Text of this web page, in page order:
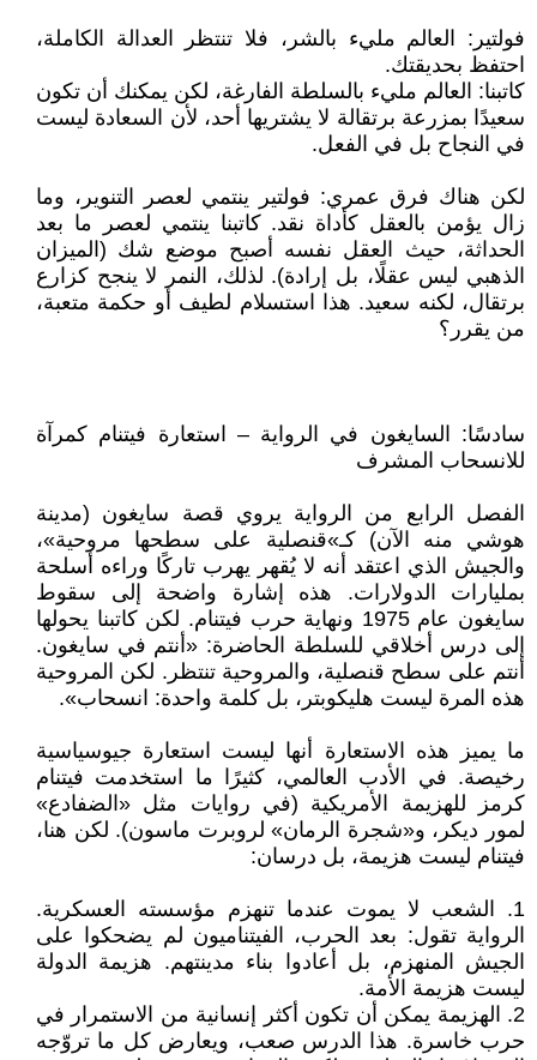
فولتير: العالم مليء بالشر، فلا تنتظر العدالة الكاملة،
احتفظ بحديقتك.
كاتبنا: العالم مليء بالسلطة الفارغة، لكن يمكنك أن تكون
سعيدًا بمزرعة برتقالة لا يشتريها أحد، لأن السعادة ليست
في النجاح بل في الفعل.
لكن هناك فرق عمري: فولتير ينتمي لعصر التنوير، وما
زال يؤمن بالعقل كأداة نقد. كاتبنا ينتمي لعصر ما بعد
الحداثة، حيث العقل نفسه أصبح موضع شك (الميزان
الذهبي ليس عقلًا، بل إرادة). لذلك، النمر لا ينجح كزارع
برتقال، لكنه سعيد. هذا استسلام لطيف أو حكمة متعبة،
من يقرر؟
سادسًا: السايغون في الرواية – استعارة فيتنام كمرآة
للانسحاب المشرف
الفصل الرابع من الرواية يروي قصة سايغون (مدينة
هوشي منه الآن) كـ»قنصلية على سطحها مروحية»،
والجيش الذي اعتقد أنه لا يُقهر يهرب تاركًا وراءه أسلحة
بمليارات الدولارات. هذه إشارة واضحة إلى سقوط
سايغون عام 1975 ونهاية حرب فيتنام. لكن كاتبنا يحولها
إلى درس أخلاقي للسلطة الحاضرة: «أنتم في سايغون.
أنتم على سطح قنصلية، والمروحية تنتظر. لكن المروحية
هذه المرة ليست هليكوبتر، بل كلمة واحدة: انسحاب».
ما يميز هذه الاستعارة أنها ليست استعارة جيوسياسية
رخيصة. في الأدب العالمي، كثيرًا ما استخدمت فيتنام
كرمز للهزيمة الأمريكية (في روايات مثل «الضفادع»
لمور ديكر، و«شجرة الرمان» لروبرت ماسون). لكن هنا،
فيتنام ليست هزيمة، بل درسان:
1. الشعب لا يموت عندما تنهزم مؤسسته العسكرية.
الرواية تقول: بعد الحرب، الفيتناميون لم يضحكوا على
الجيش المنهزم، بل أعادوا بناء مدينتهم. هزيمة الدولة
ليست هزيمة الأمة.
2. الهزيمة يمكن أن تكون أكثر إنسانية من الاستمرار في
حرب خاسرة. هذا الدرس صعب، ويعارض كل ما تروّجه